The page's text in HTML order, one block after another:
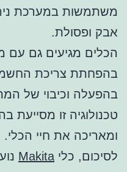
משתמשות במערכת
אבק ופסולת.
הכלים מגיעים גם עם
בהפחתת צריכת
בהפעלה וכיבוי של
טכנולוגיה זו מסייעת
ומאריכה את חיי הכלי.
לסיכום, כלי Makita